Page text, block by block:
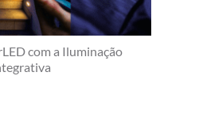
com a Iluminação